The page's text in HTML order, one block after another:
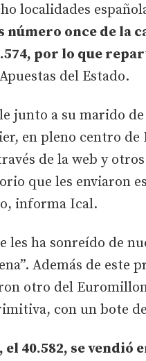
localidades
once de la
por lo que
del Estado.
junto a su marido
en pleno centro de
de la web y
que les enviaron
informa Ical.
les ha sonreído de
Además de este
otro del
con un bote de
40.582, se vendió